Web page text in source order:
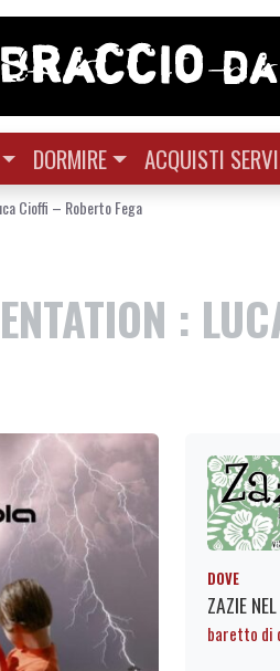
DORMIRE ACQUISTI
Cioffi – Roberto Fega
:
DOVE
ZAZIE
baretto di